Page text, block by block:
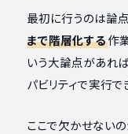
最初に行うのは論点
まで階層化する作
いう大論点があれば
パビリティで実行で
ここで欠かせない